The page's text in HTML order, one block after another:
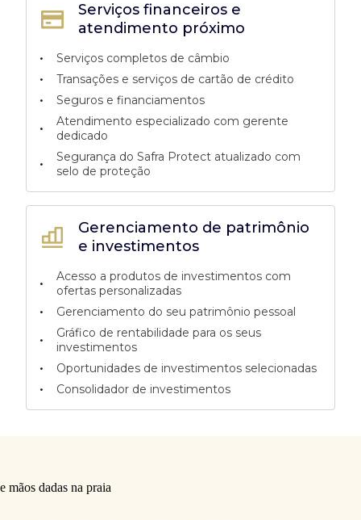
Gerenciamento de patrimônio
e investimentos
•
Acesso a produtos de investimentos com
ofertas personalizadas
• Gerenciamento do seu patrimônio pessoal
•
Gráfico de rentabilidade para os seus
investimentos
• Oportunidades de investimentos selecionadas
• Consolidador de investimentos
Serviços financeiros e
atendimento próximo
•
Serviços completos de câmbio
• Transações e serviços de cartão de crédito
• Seguros e financiamentos
•
Atendimento especializado com gerente
dedicado
•
Segurança do Safra Protect atualizado com
selo de proteção